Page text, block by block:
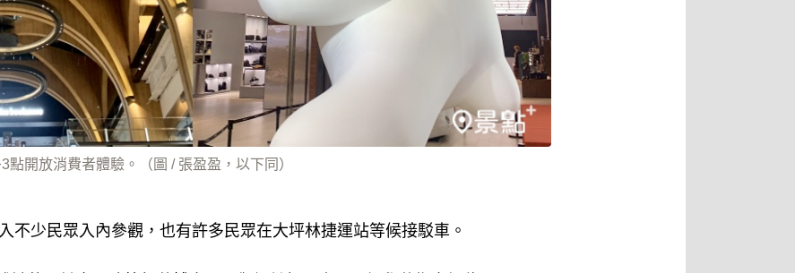
開放消費者體驗。（圖 / 張盈盈，以下同）
不少民眾入內參觀，也有許多民眾在大坪林捷運站等候接駁車。